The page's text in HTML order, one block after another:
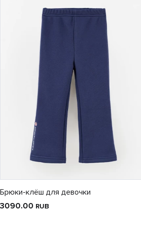
Брюки-клёш для девочки
3090.00 RUB